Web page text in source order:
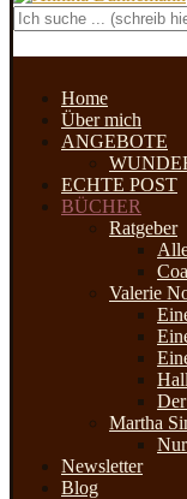
Home
Über mich
ANGEBOTE
ECHTE POST
BÜCHER
Ratgeber
Valerie
Martha
Newsletter
Blog